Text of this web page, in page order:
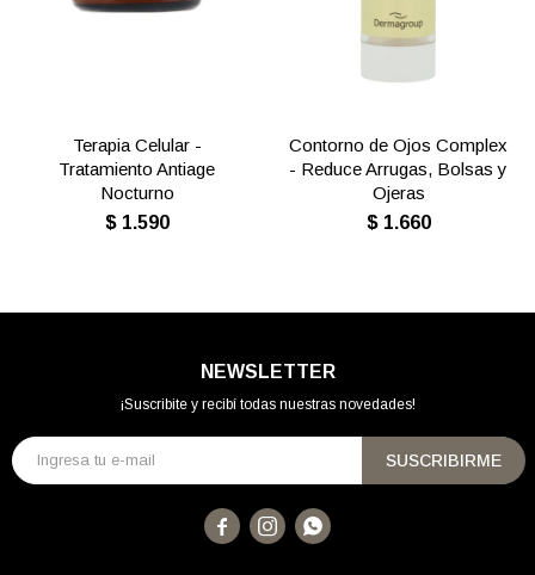
Terapia Celular -
Tratamiento Antiage
Nocturno
$ 1.590
Contorno de Ojos Complex
- Reduce Arrugas, Bolsas y
Ojeras
$ 1.660
NEWSLETTER
¡Suscribite y recibí todas nuestras novedades!
SUSCRIBIRME
  